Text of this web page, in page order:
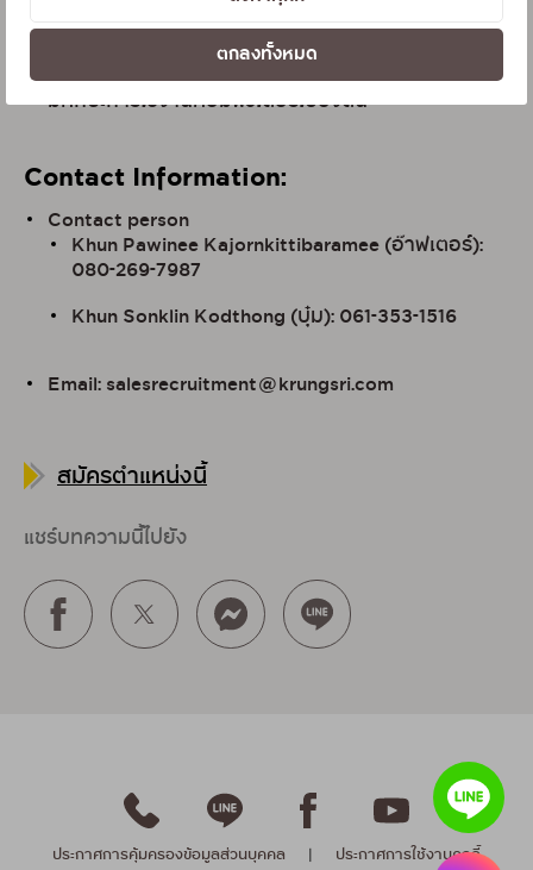
ตกลงทั้งหมด
สามารถทำงาน ออกบูท จัดกิจกรรมทางการตลาดนอก
มีทักษะการใช้งานคอมพิวเตอร์เบื้องต้น
Contact Information:
Contact person
Khun Pawinee Kajornkittibaramee (อ๊าฟเตอร์):
080-269-7987
Khun Sonklin Kodthong (บุ๋ม): 061-353-1516
Email: salesrecruitment@krungsri.com
สมัครตำแหน่งนี้
แชร์บทความนี้ไปยัง
ประกาศการคุ้มครองข้อมูลส่วนบุคคล | ประกาศการใช้งานคุกกี้